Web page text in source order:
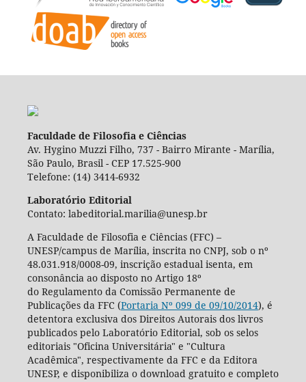
Faculdade de Filosofia e Ciências
Av. Hygino Muzzi Filho, 737 - Bairro Mirante - Marília,
São Paulo, Brasil - CEP 17.525-900
Telefone: (14) 3414-6932
Laboratório Editorial
Contato: labeditorial.marilia@unesp.br
A Faculdade de Filosofia e Ciências (FFC) –
UNESP/campus de Marília, inscrita no CNPJ, sob o nº
48.031.918/0008-09, inscrição estadual isenta, em
consonância ao disposto no Artigo 18º
do Regulamento da Comissão Permanente de
Publicações da FFC (Portaria Nº 099 de 09/10/2014), é
detentora exclusiva dos Direitos Autorais dos livros
publicados pelo Laboratório Editorial, sob os selos
editoriais "Oficina Universitária" e "Cultura
Acadêmica", respectivamente da FFC e da Editora
UNESP, e disponibiliza o download gratuito e completo